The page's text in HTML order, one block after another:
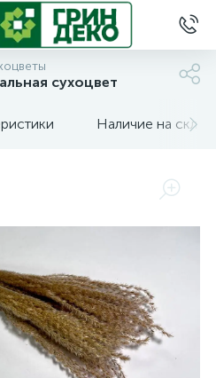
сухоцвет
Наличие на